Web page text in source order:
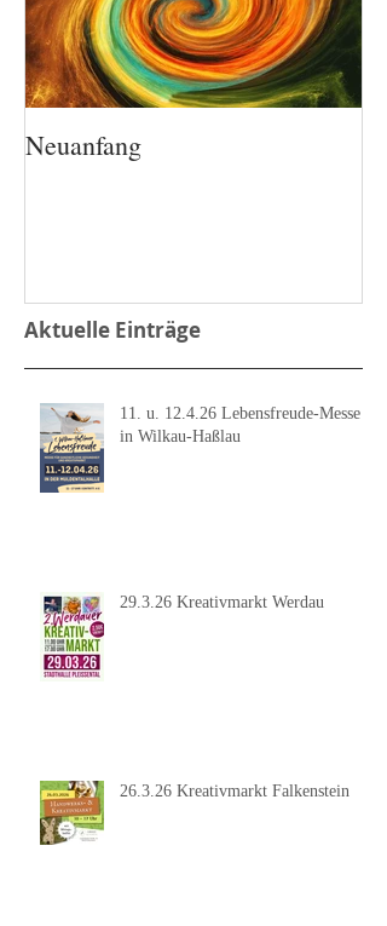
Neuanfang
Aktuelle Einträge
11. u. 12.4.26 Lebensfreude-Messe
in Wilkau-Haßlau
29.3.26 Kreativmarkt Werdau
26.3.26 Kreativmarkt Falkenstein